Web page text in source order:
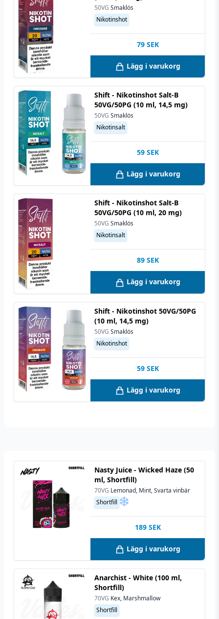
50VG Smaklös
Nikotinshot
79 SEK
Lägg i varukorg
Shift - Nikotinshot Salt-B
50VG/50PG (10 ml, 14,5 mg)
50VG Smaklös
Nikotinsalt
59 SEK
Lägg i varukorg
Shift - Nikotinshot Salt-B
50VG/50PG (10 ml, 20 mg)
50VG Smaklös
Nikotinsalt
89 SEK
Lägg i varukorg
Shift - Nikotinshot 50VG/50PG
(10 ml, 14,5 mg)
50VG Smaklös
Nikotinshot
59 SEK
Lägg i varukorg
Nasty Juice - Wicked Haze (50
ml, Shortfill)
70VG Lemonad, Mint, Svarta vinbär
Shortfill
189 SEK
Lägg i varukorg
Anarchist - White (100 ml,
Shortfill)
70VG Kex, Marshmallow
Shortfill